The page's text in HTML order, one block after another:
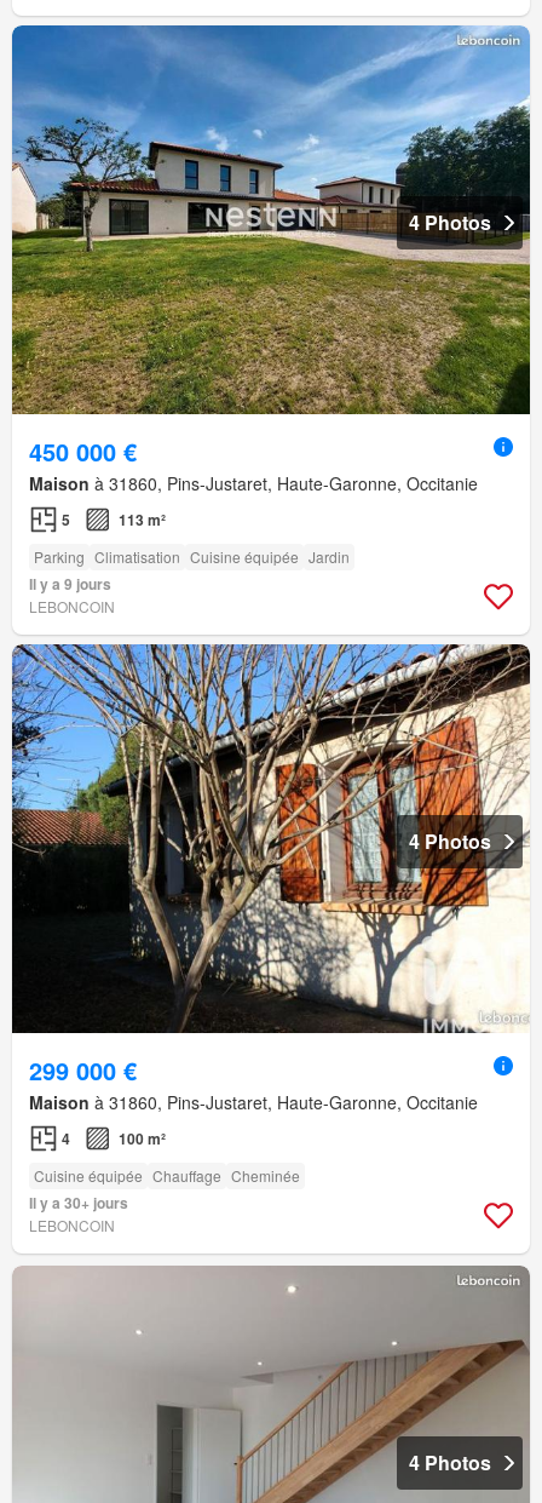
4 Photos
450 000 €
Maison à 31860, Pins-Justaret, Haute-Garonne, Occitanie
5 113 m²
Parking Climatisation Cuisine équipée Jardin
Il y a 9 jours
LEBONCOIN
4 Photos
299 000 €
Maison à 31860, Pins-Justaret, Haute-Garonne, Occitanie
4 100 m²
Cuisine équipée Chauffage Cheminée
Il y a 30+ jours
LEBONCOIN
4 Photos